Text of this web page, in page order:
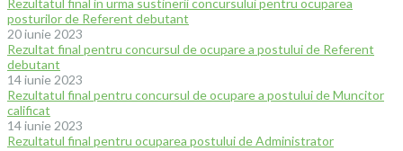
Rezultatul final in urma sustinerii concursului pentru ocuparea
posturilor de Referent debutant
20 iunie 2023
Rezultat final pentru concursul de ocupare a postului de Referent
debutant
14 iunie 2023
Rezultatul final pentru concursul de ocupare a postului de Muncitor
calificat
14 iunie 2023
Rezultatul final pentru ocuparea postului de Administrator